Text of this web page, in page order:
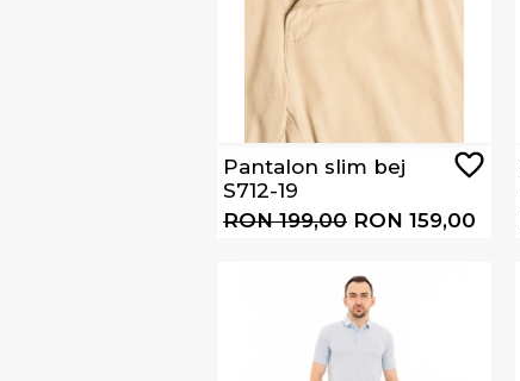
Pantalon slim bej
S712-19
RON 199,00 RON 159,00